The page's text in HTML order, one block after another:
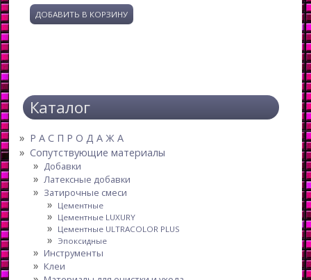
Каталог
Р А С П Р О Д А Ж А
Сопутствующие материалы
Добавки
Латексные добавки
Затирочные смеси
Цементные
Цементные LUXURY
Цементные ULTRACOLOR PLUS
Эпоксидные
Инструменты
Клеи